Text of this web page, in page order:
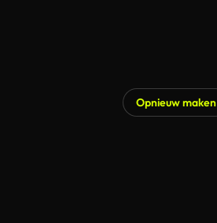
Opnieuw maken